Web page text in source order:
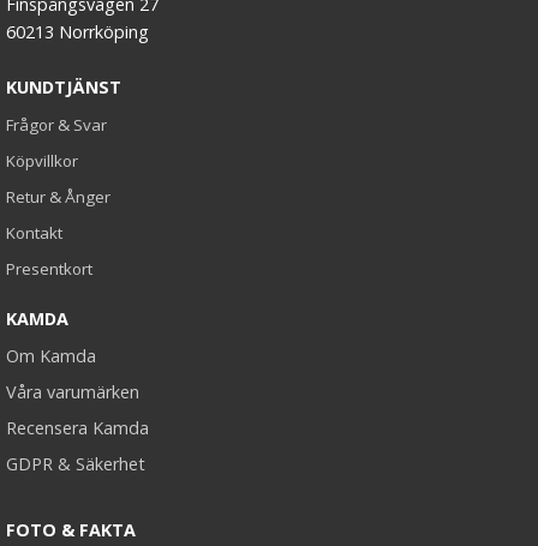
60213 Norrköping
KUNDTJÄNST
Frågor & Svar
Köpvillkor
Retur & Ånger
Kontakt
Presentkort
KAMDA
Om Kamda
Våra varumärken
Recensera Kamda
GDPR & Säkerhet
FOTO & FAKTA